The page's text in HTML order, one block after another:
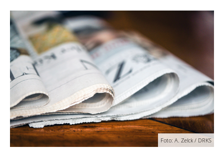
Foto: A. Zelck / DRKS